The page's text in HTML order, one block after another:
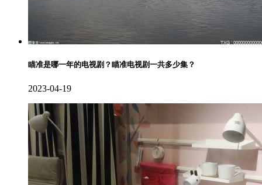
瞄准是哪一年的电视剧？瞄准电视剧一共多少集？
2023-04-19